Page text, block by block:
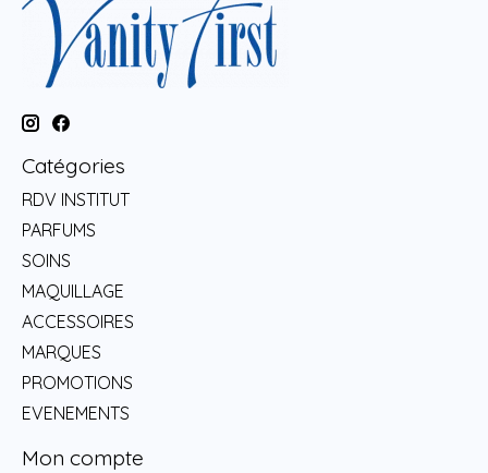
Catégories
RDV INSTITUT
PARFUMS
SOINS
MAQUILLAGE
ACCESSOIRES
MARQUES
PROMOTIONS
EVENEMENTS
Mon compte